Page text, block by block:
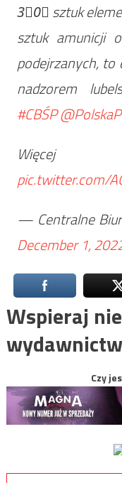
3⃣0⃣ sztuk
sztuk amunicji
podejrzanych, to
nadzorem
#CBŚP
pic.twitter.com/
— Centralne
December 1,
Wspieraj
Czy